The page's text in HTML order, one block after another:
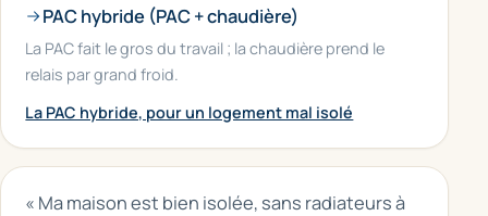
PAC hybride (PAC + chaudière)
La PAC fait le gros du travail ; la chaudière prend le
relais par grand froid.
La PAC hybride, pour un logement mal isolé
« Ma maison est bien isolée, sans radiateurs à